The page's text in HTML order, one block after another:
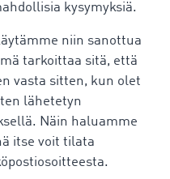
kysymyksiä.
niin sanottua
tarkoittaa sitä, että
vasta sitten, kun olet
lähetetyn
Näin haluamme
itse voit tilata